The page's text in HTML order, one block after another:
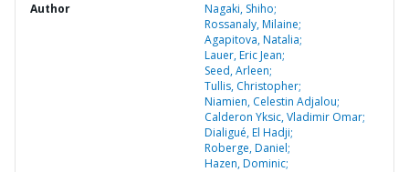
Author
Nagaki, Shiho;
Rossanaly, Milaine;
Agapitova, Natalia;
Lauer, Eric Jean;
Seed, Arleen;
Tullis, Christopher;
Niamien, Celestin Adjalou;
Calderon Yksic, Vladimir Omar;
Dialigué, El Hadji;
Roberge, Daniel;
Hazen, Dominic;